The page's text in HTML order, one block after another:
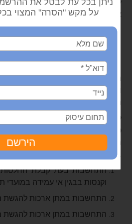
למייצגים ולאזרחים, עקב המצב
איתן, לגבי אגפי המיסוי הבאים:
2.
3.
מס ערך מוסף
ההנחיות ניתנו על ידימירי סביון,
וביקורת
, למנהלי
האמורים לעיל, והן כוללו את ההקלות
לאור המצב הביטחוני עקב מבצע
ככל האפשר על ציבור הנישומים
מתבקשים שלושת אגפי המיסוי
בציבור בכל הנוגע לעמידה במועדים
התחשבות בעת קבלת החלטות
וקנסות בבגין אי עמידה במועדי
התחשבות במתן ארכות להגשת
התחשבות במתן ארכות להגשת